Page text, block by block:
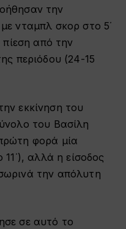
την
νταμπλ σκορ στο 5΄
πίεση από την
περιόδου (24-15
εκκίνηση του
του Βασίλη
φορά μία
αλλά η είσοδος
την απόλυτη
σε αυτό το